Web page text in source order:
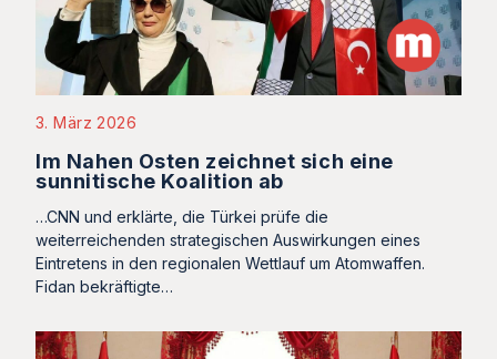
3. März 2026
Im Nahen Osten zeichnet sich eine
sunnitische Koalition ab
…CNN und erklärte, die Türkei prüfe die
weiterreichenden strategischen Auswirkungen eines
Eintretens in den regionalen Wettlauf um Atomwaffen.
Fidan bekräftigte…